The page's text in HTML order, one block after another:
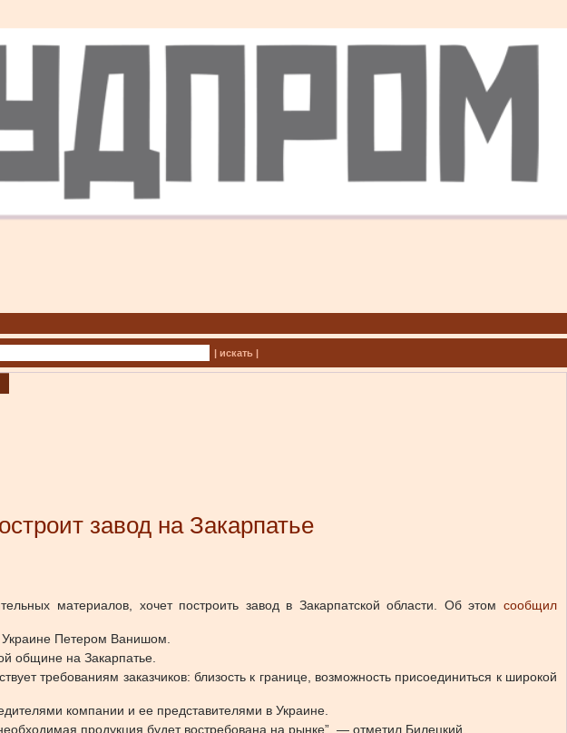
| искать |
завод на Закарпатье
материалов, хочет построить завод в Закарпатской области. Об этом сообщил
Украине Петером Ванишом.
общине на Закарпатье.
требованиям заказчиков: близость к границе, возможность присоединиться к широкой
компании и ее представителями в Украине.
продукция будет востребована на рынке”, — отметил Билецкий.